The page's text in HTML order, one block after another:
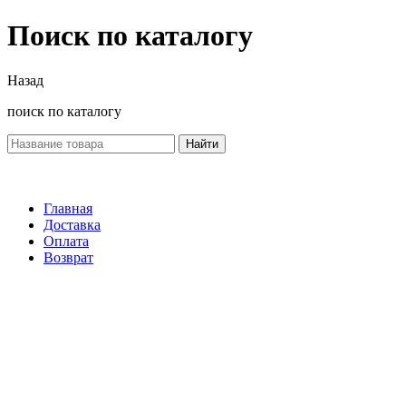
Поиск по каталогу
Назад
поиск по каталогу
Найти
Главная
Доставка
Оплата
Возврат